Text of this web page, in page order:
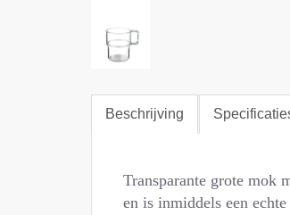
Beschrijving
Transparante grote mok
en is inmiddels een